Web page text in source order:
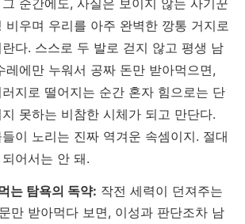
비우며 우리를 아주 완벽한 깡통 거지로
다. 스스로 두 발로 걷지 않고 평생 남
레에만 누워서 공짜 돈만 받아먹으면,
지로 떨어지는 순간 혼자 힘으로는 단
못하는 비참한 시체가 되고 만단다.
이 노리는 진짜 역겨운 속셈이지. 절대
어서는 안 돼.
는 탐욕의 독약: 작전 세력이 던져주는
만 받아먹다 보면, 이성과 판단조차 남